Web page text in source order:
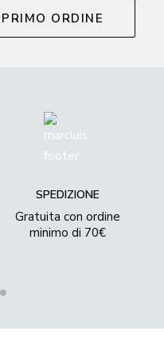
ORDINE
SPEDIZIONE
Gratuita con ordine
minimo di 70€